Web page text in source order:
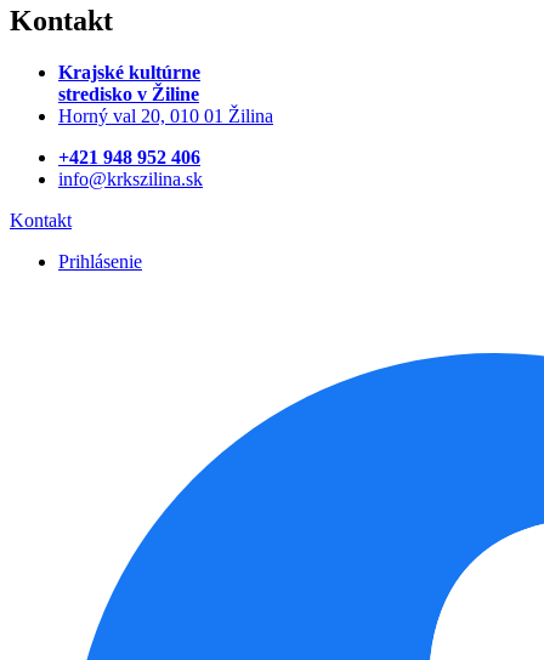
Kontakt
Krajské kultúrne
stredisko v Žiline
Horný val 20, 010 01 Žilina
+421 948 952 406
info@krkszilina.sk
Kontakt
Prihlásenie